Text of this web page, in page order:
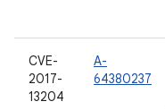
CVE-
2017-
13204
A-
64380237